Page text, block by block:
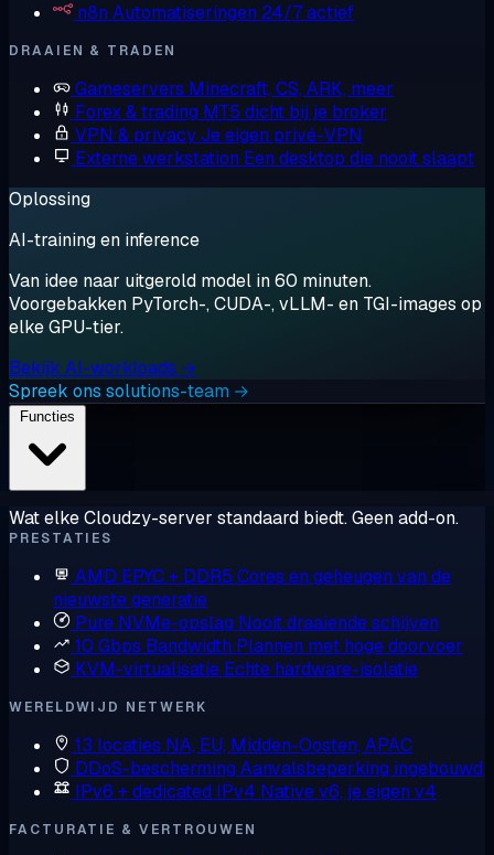
n8n Automatiseringen 24/7 actief
DRAAIEN & TRADEN
Gameservers Minecraft, CS, ARK, meer
Forex & trading MT5 dicht bij je broker
VPN & privacyJe eigen privé-VPN
Externe werkstation Een desktop die nooit slaapt
Oplossing
AI-training en inference
Van idee naar uitgerold model in 60 minuten.
Voorgebakken PyTorch-, CUDA-, vLLM- en TGI-images op
elke GPU-tier.
Bekijk AI-workloads →
Spreek ons solutions-team →
Wat elke Cloudzy-server standaard biedt. Geen add-on.
PRESTATIES
AMD EPYC + DDR5 Cores en geheugen van de
nieuwste generatie
Pure NVMe-opslag Nooit draaiende schijven
10 Gbps Bandwidth Plannen met hoge doorvoer
KVM-virtualisatie Echte hardware-isolatie
WERELDWIJD NETWERK
13 locaties NA, EU, Midden-Oosten, APAC
DDoS-bescherming Aanvalsbeperking ingebouwd
IPv6 + dedicated IPv4 Native v6, je eigen v4
FACTURATIE & VERTROUWEN